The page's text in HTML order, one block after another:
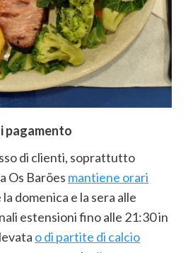
pagamento
di clienti, soprattutto
Os Barões mantiene orari
domenica e la sera alle
estensioni fino alle 21:30 in
o di partite di calcio